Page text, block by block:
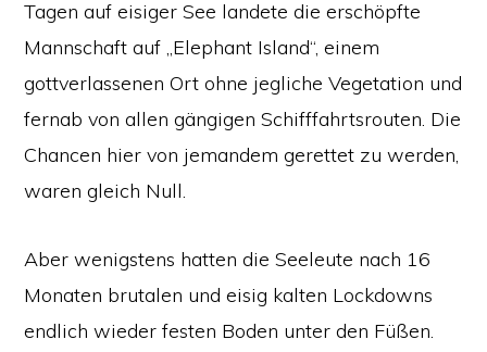
Tagen auf eisiger See landete die erschöpfte
Mannschaft auf „Elephant Island“, einem
gottverlassenen Ort ohne jegliche Vegetation und
fernab von allen gängigen Schifffahrtsrouten. Die
Chancen hier von jemandem gerettet zu werden,
waren gleich Null.
Aber wenigstens hatten die Seeleute nach 16
Monaten brutalen und eisig kalten Lockdowns
endlich wieder festen Boden unter den Füßen.